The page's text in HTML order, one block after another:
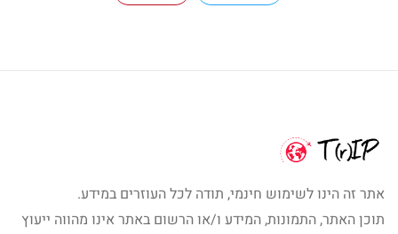
אתר זה הינו לשימוש חינמי, תודה לכל העוזרים במידע.
תוכן האתר, התמונות, המידע ו/או הרשום באתר אינו מהווה ייעוץ